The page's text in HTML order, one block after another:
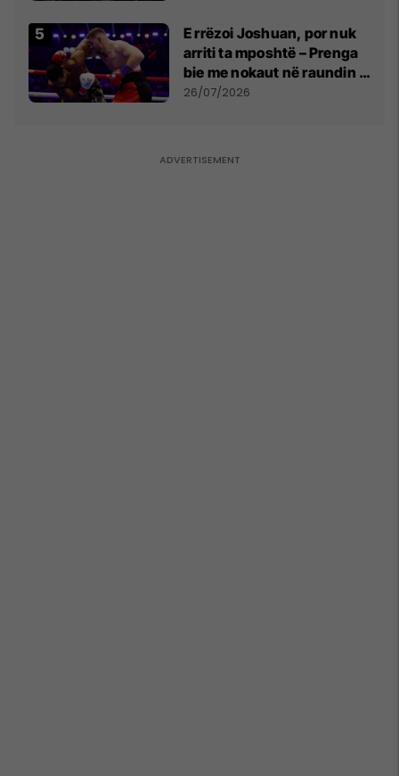
E rrëzoi Joshuan, por nuk
arriti ta mposhtë – Prenga
bie me nokaut në raundin e
dytë
26/07/2026